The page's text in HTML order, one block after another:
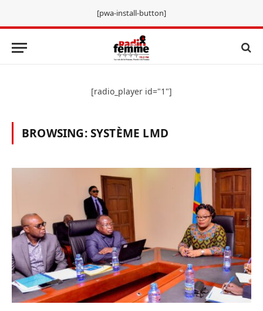
[pwa-install-button]
[radio_player id="1"]
BROWSING:SYSTÈME LMD